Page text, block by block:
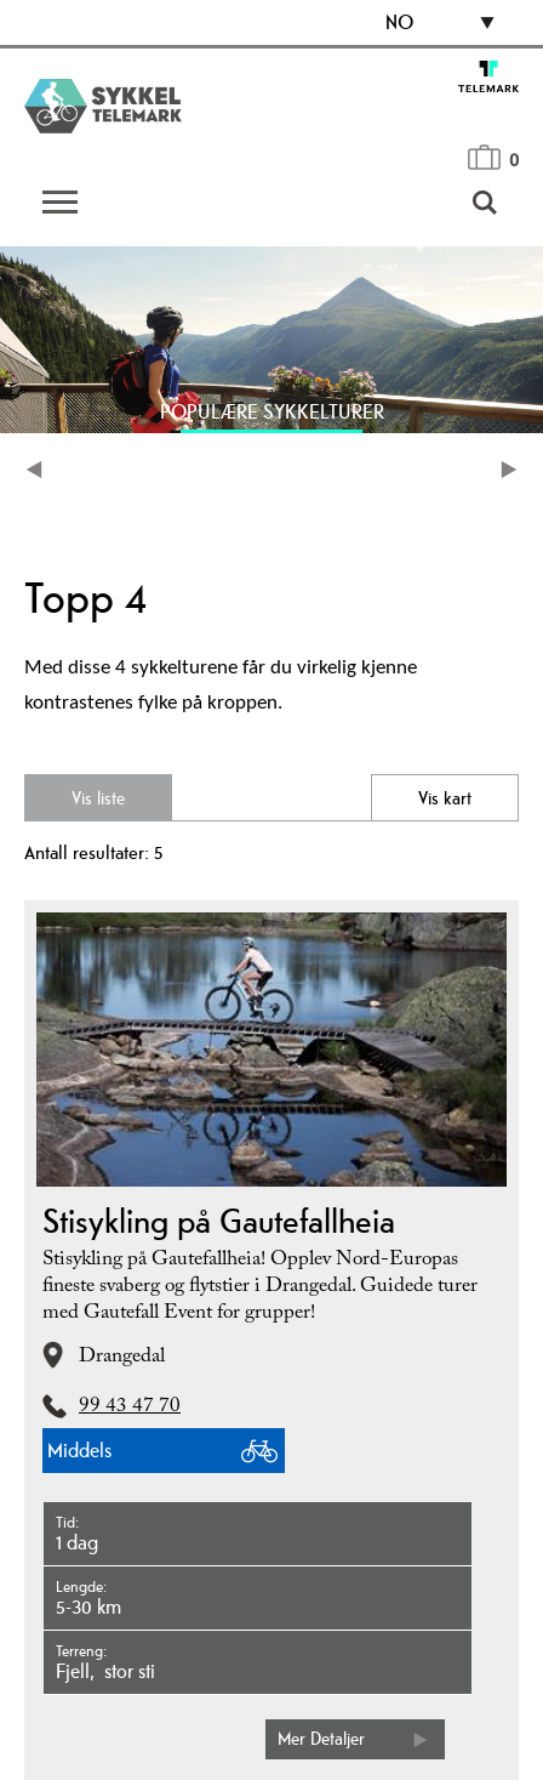
NO
0
POPULÆRE SYKKELTURER
Topp 4
Med disse 4 sykkelturene får du virkelig kjenne
kontrastenes fylke på kroppen.
Vis liste Vis kart
Antall resultater: 5
Stisykling på Gautefallheia
Stisykling på Gautefallheia! Opplev Nord-Europas
fineste svaberg og flytstier i Drangedal. Guidede turer
med Gautefall Event for grupper!
Drangedal
99 43 47 70
Middels
Tid
1 dag
Lengde
5-30 km
Terreng
fjell stor sti
Mer Detaljer